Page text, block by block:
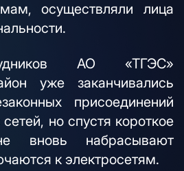
осуществляли лица
АО «ТГЭС»
уже заканчивались
присоединений
но спустя короткое
вновь набрасывают
к электросетям.